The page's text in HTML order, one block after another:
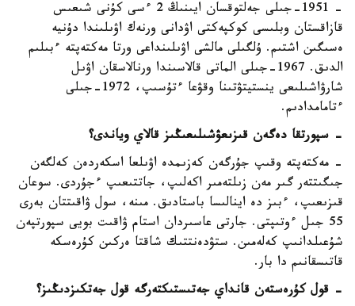
- 1951-جىلى جەلتوقسان ايىنىڭ 2 ءسى كۇنى شىعىس
قازاقستان وبلىسى كوكپەكتى اۋدانى ورنەك اۋىلىندا دۇنيە
ەسىگىن اشتىم. ۇلگىلى مالشى اۋىلىنداعى ورتا مەكتەپتە ءبىلىم
الدىق. 1967-جىلى الماتى قالاسىندا ورنالاسقان اۋىل
شارۋاشىلىعى ينستيتۋتىنا وقۋعا ءتۇسىپ، 1972-جىلى
ءتامامدادىم.
- سپورتقا دەگەن قىزىعۋشىلىعىڭىز قالاي وياندى؟
- مەكتەپتە وقىپ جۇرگەن كەزىمدە اۋىلعا اسكەردەن كەلگەن
جىگىتتەر گىر مەن زىلتەمىر اكەلىپ، جاتتىعىپ ءجۇردى. سوعان
قىزىعىپ، ءبىز دە اينالىسا باستادىق. مىنە، سول ۋاقىتتان بەرى
55 جىل ءوتىپتى. جارتى عاسىردان استام ۋاقىت بويى سپورتپەن
شۇعىلدانىپ كەلەمىن. ستۋدەنتتىك شاقتا ەركىن كۇرەسكە
قاتىسقانىم دا بار.
- قول كۇرەستەن قانداي جەتىستىكتەرگە قول جەتكىزدىڭىز؟